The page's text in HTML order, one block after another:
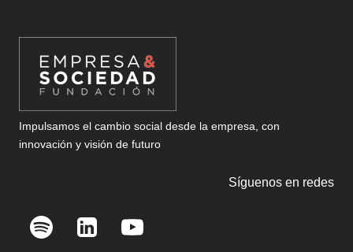
Impulsamos el cambio social desde la empresa, con
innovación y visión de futuro
Síguenos en redes